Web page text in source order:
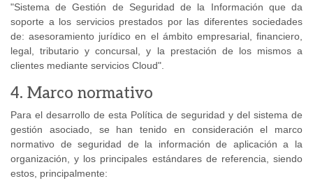
"Sistema de Gestión de Seguridad de la Información que da
soporte a los servicios prestados por las diferentes sociedades
de: asesoramiento jurídico en el ámbito empresarial, financiero,
legal, tributario y concursal, y la prestación de los mismos a
clientes mediante servicios Cloud".
4. Marco normativo
Para el desarrollo de esta Política de seguridad y del sistema de
gestión asociado, se han tenido en consideración el marco
normativo de seguridad de la información de aplicación a la
organización, y los principales estándares de referencia, siendo
estos, principalmente: